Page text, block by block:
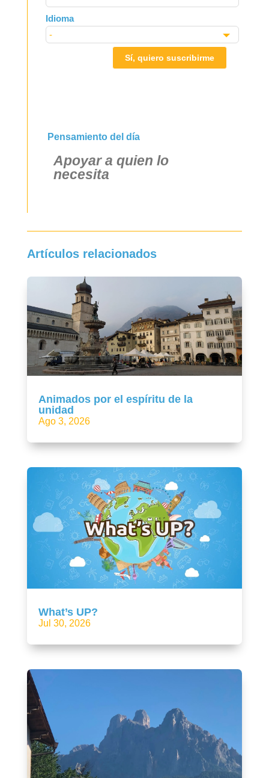
Idioma
Sí, quiero suscribirme
Pensamiento del día
Apoyar a quien lo
necesita
Artículos relacionados
Animados por el espíritu de la
unidad
Ago 3, 2026
What’s UP?
Jul 30, 2026